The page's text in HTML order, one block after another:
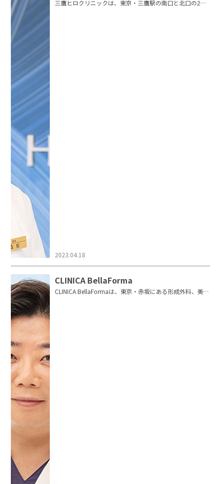
三鷹ヒロクリニックは、東京・三鷹駅の南口と北口の2院
2023.04.18
CLINICA BellaForma
CLINICA BellaFormaは、東京・赤坂にある形成外科、美容